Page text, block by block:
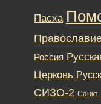
Пасха
Россия
Церковь
СИЗО-2